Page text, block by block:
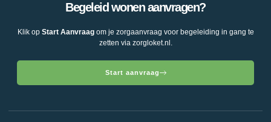
Begeleid wonen aanvragen?
Klik op Start Aanvraagom je zorgaanvraag voor begeleiding in gang te
zetten via zorgloket.nl.
Start aanvraag